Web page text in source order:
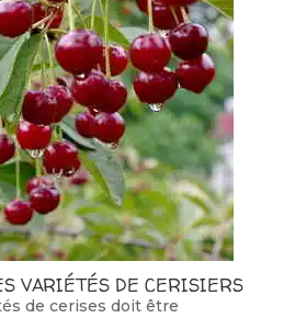
VARIÉTÉS DE CERISIERS
de cerises doit être